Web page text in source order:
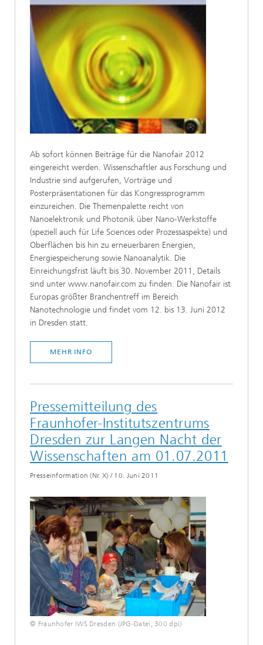
Ab sofort können Beiträge für die Nanofair 2012
eingereicht werden. Wissenschaftler aus Forschung und
Industrie sind aufgerufen, Vorträge und
Posterpräsentationen für das Kongressprogramm
einzureichen. Die Themenpalette reicht von
Nanoelektronik und Photonik über Nano-Werkstoffe
(speziell auch für Life Sciences oder Prozessaspekte) und
Oberflächen bis hin zu erneuerbaren Energien,
Energiespeicherung sowie Nanoanalytik. Die
Einreichungsfrist läuft bis 30. November 2011, Details
sind unter www.nanofair.com zu finden. Die Nanofair ist
Europas größter Branchentreff im Bereich
Nanotechnologie und findet vom 12. bis 13. Juni 2012
in Dresden statt.
MEHR INFO
Pressemitteilung des
Fraunhofer-Institutszentrums
Dresden zur Langen Nacht der
Wissenschaften am 01.07.2011
Presseinformation (Nr. X) / 10. Juni 2011
© Fraunhofer IWS Dresden (JPG-Datei, 300 dpi)